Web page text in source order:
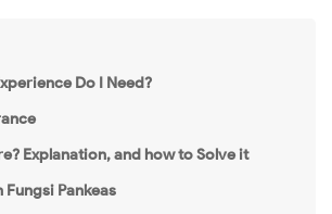
Do I Need?
Explanation, and how to Solve it
Fungsi Pankeas